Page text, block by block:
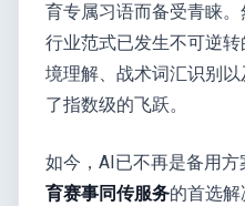
育专属习语而备受青睐
行业范式已发生不可逆
境理解、战术词汇识别
了指数级的飞跃。
如今，AI已不再是备用
育赛事同传服务的首选解